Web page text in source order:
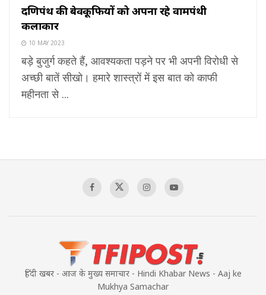
दक्षिणपंथ की बेवकूफियों को अपना रहे वामपंथी
कलाकार
10 MAY 2023
बड़े बुजुर्ग कहते हैं, आवश्यकता पड़ने पर भी अपनी विरोधी से
अच्छी बातें सीखो। हमारे शास्त्रों में इस बात को काफी
महीनता से ...
हिंदी खबर - आज के मुख्य समाचार - Hindi Khabar News - Aaj ke
Mukhya Samachar